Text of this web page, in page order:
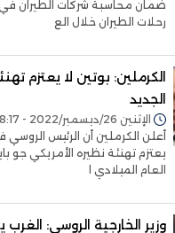
ضمان محاسبة شركات الطيران
رحلات الطيران خلال الع
الكرملين: بوتين لا يعتزم
الجديد
الإثنين 26/ديسمبر/2022 - 08:17 م
أعلن الكرملين أن الرئيس الروسي
يعتزم تهنئة نظيره الأمريكي جو
العام الميلادي ا
وزير الخارجية الروسي: